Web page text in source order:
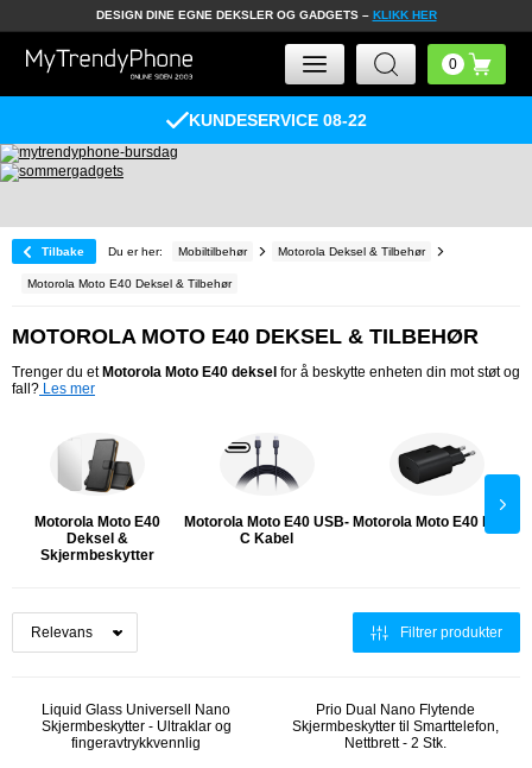
DESIGN DINE EGNE DEKSLER OG GADGETS – KLIKK HER
KUNDESERVICE 08-22
Tilbake Du er her: Mobiltilbehør Motorola Deksel & Tilbehør
Motorola Moto E40 Deksel & Tilbehør
MOTOROLA MOTO E40 DEKSEL & TILBEHØR
Trenger du et Motorola Moto E40 deksel for å beskytte enheten din mot støt og
fall? Les mer
Motorola Moto E40
Deksel &
Skjermbeskytter
Motorola Moto E40 USB-
C Kabel
Motorola Moto E40 Lader
Filtrer produkter
Liquid Glass Universell Nano
Skjermbeskytter - Ultraklar og
fingeravtrykkvennlig
Prio Dual Nano Flytende
Skjermbeskytter til Smarttelefon,
Nettbrett - 2 Stk.